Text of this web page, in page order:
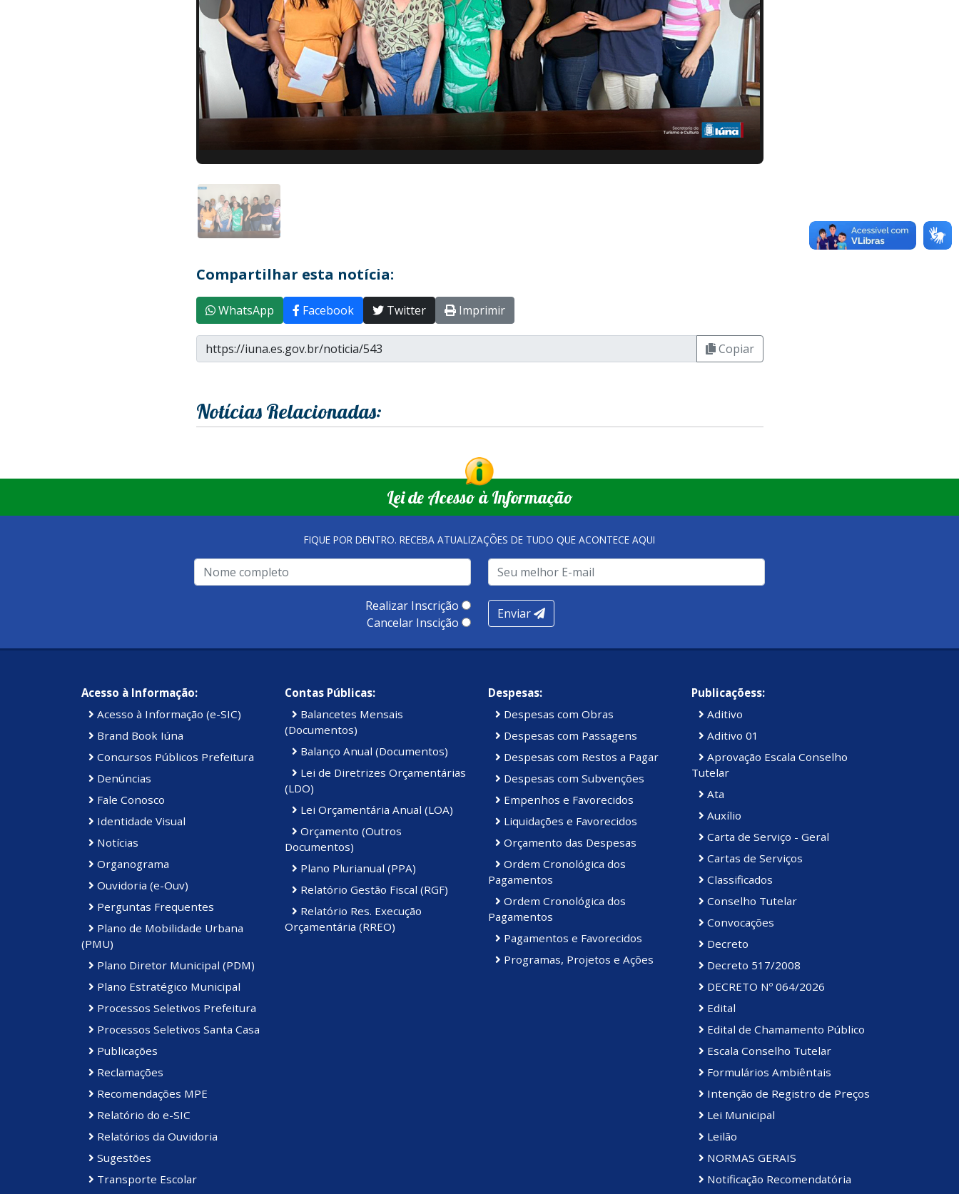
Compartilhar esta notícia:
WhatsApp Facebook Twitter Imprimir
Copiar
Notícias Relacionadas:
Lei de Acesso à Informação
FIQUE POR DENTRO. RECEBA ATUALIZAÇÕES DE TUDO QUE ACONTECE AQUI
Realizar Inscrição
Cancelar Inscição
Enviar
Acesso à Informação:
Acesso à Informação (e-SIC)
Brand Book Iúna
Concursos Públicos Prefeitura
Denúncias
Fale Conosco
Identidade Visual
Notícias
Organograma
Ouvidoria (e-Ouv)
Perguntas Frequentes
Plano de Mobilidade Urbana
(PMU)
Plano Diretor Municipal (PDM)
Plano Estratégico Municipal
Processos Seletivos Prefeitura
Processos Seletivos Santa Casa
Publicações
Reclamações
Recomendações MPE
Relatório do e-SIC
Relatórios da Ouvidoria
Sugestões
Transporte Escolar
Contas Públicas:
Balancetes Mensais
(Documentos)
Balanço Anual (Documentos)
Lei de Diretrizes Orçamentárias
(LDO)
Lei Orçamentária Anual (LOA)
Orçamento (Outros
Documentos)
Plano Plurianual (PPA)
Relatório Gestão Fiscal (RGF)
Relatório Res. Execução
Orçamentária (RREO)
Despesas:
Despesas com Obras
Despesas com Passagens
Despesas com Restos a Pagar
Despesas com Subvenções
Empenhos e Favorecidos
Liquidações e Favorecidos
Orçamento das Despesas
Ordem Cronológica dos
Pagamentos
Ordem Cronológica dos
Pagamentos
Pagamentos e Favorecidos
Programas, Projetos e Ações
Publicaçõess:
Aditivo
Aditivo 01
Aprovação Escala Conselho
Tutelar
Ata
Auxílio
Carta de Serviço - Geral
Cartas de Serviços
Classificados
Conselho Tutelar
Convocações
Decreto
Decreto 517/2008
DECRETO Nº 064/2026
Edital
Edital de Chamamento Público
Escala Conselho Tutelar
Formulários Ambiêntais
Intenção de Registro de Preços
Lei Municipal
Leilão
NORMAS GERAIS
Notificação Recomendatória